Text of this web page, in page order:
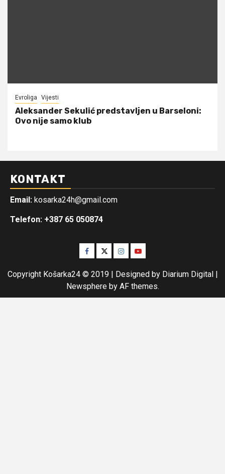
Evroliga Vijesti
Aleksander Sekulić predstavljen u Barseloni:
Ovo nije samo klub
KONTAKT
Email: kosarka24h@gmail.com
Telefon: +387 65 050874
Facebook
TwitterInstagram
Youtube
Copyright Košarka24 © 2019 | Designed by Diarium Digital |
Newsphereby AF themes.